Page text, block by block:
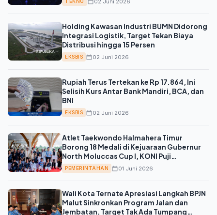
Holding Kawasan Industri BUMN Didorong
Integrasi Logistik, Target Tekan Biaya
Distribusi hingga 15 Persen
EKSBIS 02 Juni 2026
Rupiah Terus Tertekan ke Rp 17.864, Ini
Selisih Kurs Antar Bank Mandiri, BCA, dan
BNI
EKSBIS 02 Juni 2026
Atlet Taekwondo Halmahera Timur
Borong 18 Medali di Kejuaraan Gubernur
North Moluccas Cup I, KONI Puji
Pembinaan
PEMERINTAHAN 01 Juni 2026
Wali Kota Ternate Apresiasi Langkah BPJN
Malut Sinkronkan Program Jalan dan
Jembatan, Target Tak Ada Tumpang